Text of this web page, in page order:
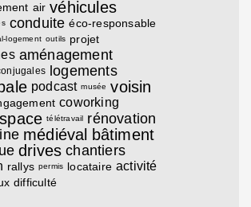
air véhicules
conduite éco-responsable
logement outils projet
aménagement
logements
podcast musée voisin
coworking
télétravail rénovation
médiéval bâtiment
drives chantiers
rallys permis locataire activité
difficulté